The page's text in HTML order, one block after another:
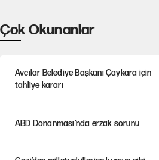
Çok Okunanlar
Avcılar Belediye Başkanı Çaykara için
tahliye kararı
ABD Donanması’nda erzak sorunu